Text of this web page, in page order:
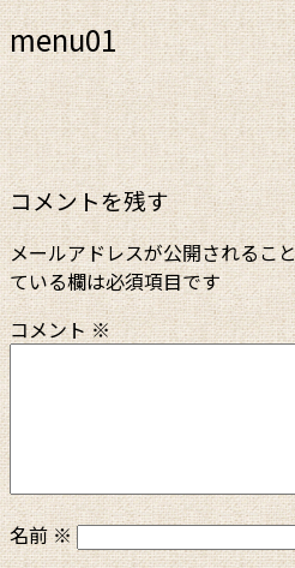
menu01
コメントを残す
メールアドレスが公開されるこ
ている欄は必須項目です
コメント※
名前※